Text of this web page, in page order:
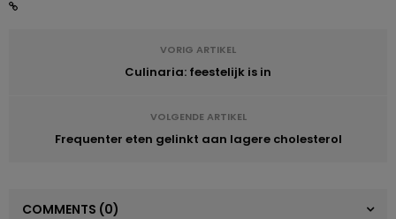
VORIG ARTIKEL
Culinaria: feestelijk is in
VOLGENDE ARTIKEL
Frequenter eten gelinkt aan lagere cholesterol
COMMENTS (0)